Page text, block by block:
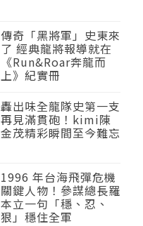
傳奇「黑將軍」史東來
了 經典龍將報導就在
《Run&Roar奔龍而
上》紀實冊
轟出味全龍隊史第一支
再見滿貫砲！kimi陳
金茂精彩瞬間至今難忘
1996 年台海飛彈危機
關鍵人物！參謀總長羅
本立一句「穩、忍、
狠」穩住全軍